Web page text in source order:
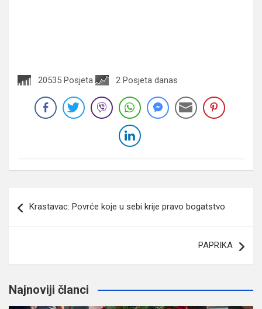
20535 Posjeta 2 Posjeta danas
članaka
Krastavac: Povrće koje u sebi krije pravo bogatstvo
PAPRIKA
Najnoviji članci